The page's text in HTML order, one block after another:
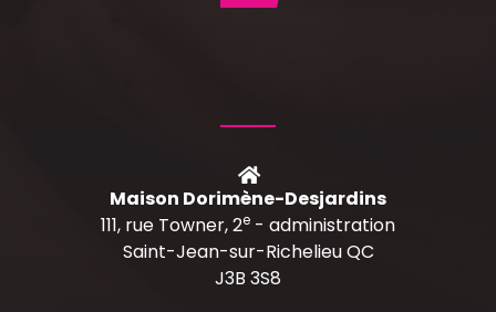
Maison Dorimène-Desjardins
111, rue Towner, 2e - administration
Saint-Jean-sur-Richelieu QC
J3B 3S8